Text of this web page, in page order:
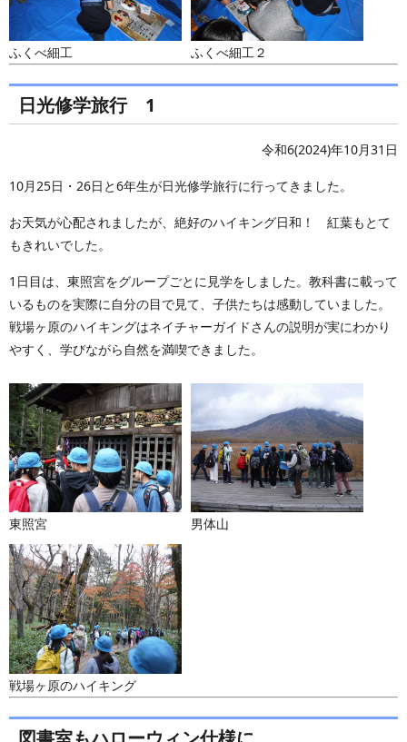
ふくべ細工 ふくべ細工２
日光修学旅行 1
令和6(2024)年10月31日
10月25日・26日と6年生が日光修学旅行に行ってきました。
お天気が心配されましたが、絶好のハイキング日和！ 紅葉もとて
もきれいでした。
1日目は、東照宮をグループごとに見学をしました。教科書に載って
いるものを実際に自分の目で見て、子供たちは感動していました。
戦場ヶ原のハイキングはネイチャーガイドさんの説明が実にわかり
やすく、学びながら自然を満喫できました。
東照宮 男体山
戦場ヶ原のハイキング